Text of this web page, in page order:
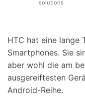
solutions
HTC hat eine lange
Smartphones. Sie
aber wohl die am
ausgereiftesten
Android-Reihe.